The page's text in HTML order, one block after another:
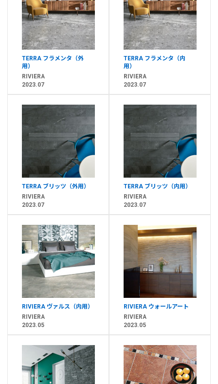
TERRA フラメンタ（外
用）
RIVIERA
2023.07
TERRA フラメンタ（内
用）
RIVIERA
2023.07
TERRA ブリッツ（外用）
RIVIERA
2023.07
TERRA ブリッツ（内用）
RIVIERA
2023.07
RIVIERA ヴァルス（内用）
RIVIERA
2023.05
RIVIERA ウォールアート
RIVIERA
2023.05